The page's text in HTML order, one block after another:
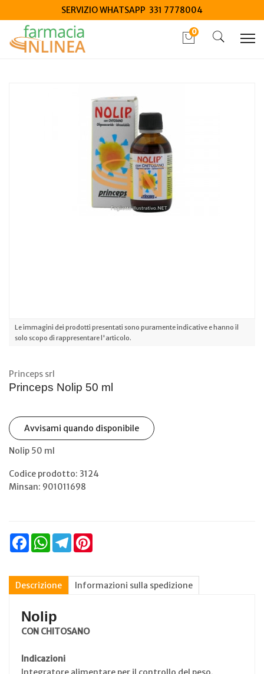
SERVIZIO WHATSAPP 331 7778004
0
Le immagini dei prodotti presentati sono puramente indicative e hanno il
solo scopo di rappresentare l'articolo.
Princeps srl
Princeps Nolip 50 ml
Avvisami quando disponibile
Nolip 50 ml
Codice prodotto: 3124
Minsan: 901011698
FacebookWhatsAppTelegram
Descrizione Informazioni sulla spedizione
Nolip
CON CHITOSANO
Indicazioni